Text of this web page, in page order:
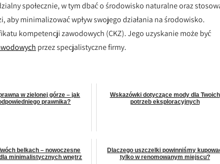
społecznie, w tym dbać o środowisko naturalne oraz
aby minimalizować wpływ swojego działania na środowisko.
kompetencji zawodowych (CKZ). Jego uzyskanie może być
przez specjalistyczne firmy.
w zielonej górze – jak
prawnika?
Wskazówki dotyczące mody dla Twoich
potrzeb eksploracyjnych
belkach – nowoczesne
minimalistycznych wnętrz
Dlaczego uszczelki powinniśmy
tylko w renomowanym miejscu?